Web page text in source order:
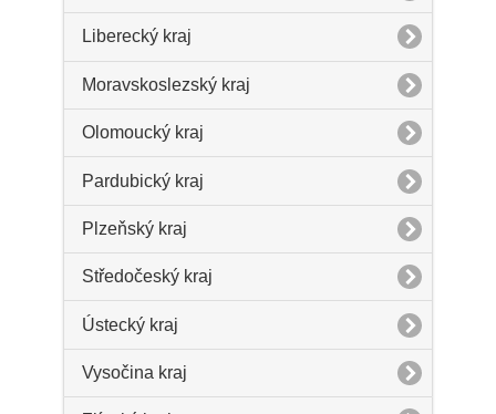
Liberecký kraj
Moravskoslezský kraj
Olomoucký kraj
Pardubický kraj
Plzeňský kraj
Středočeský kraj
Ústecký kraj
Vysočina kraj